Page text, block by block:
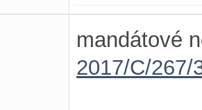
mandátové
2017/C/267/